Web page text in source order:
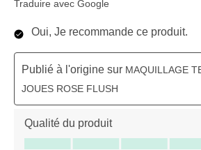
Traduire avec Google
Oui, Je recommande ce produit.
Publié à l'origine sur MAQUILLAGE
JOUES ROSE FLUSH
Qualité du produit
Qualité du produit, 5.0 sur 5